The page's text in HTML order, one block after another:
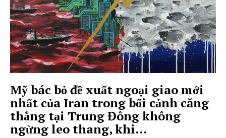
Mỹ bác bỏ đề xuất ngoại giao mới
nhất của Iran trong bối cảnh căng
thẳng tại Trung Đông không
ngừng leo thang, khi...